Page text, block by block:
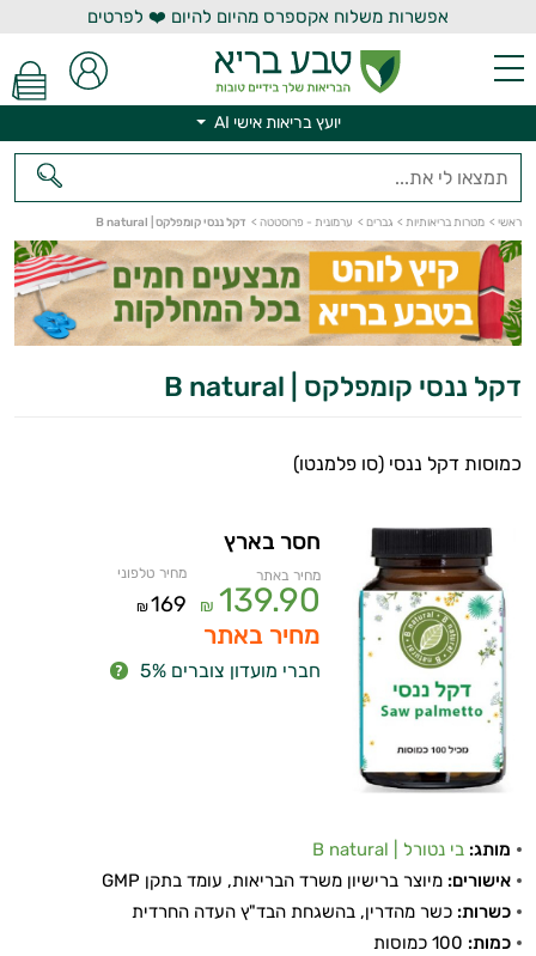
אפשרות משלוח אקספרס מהיום להיום ❤️ לפרטים
יועץ בריאות אישי AI
ראשי > מטרות בריאותיות > גברים > ערמונית - פרוסטטה > דקל ננסי קומפלקס | B natural
דקל ננסי קומפלקס | B natural
כמוסות דקל ננסי (סו פלמנטו)
חסר בארץ
מחיר באתר
139.90
₪
מחיר טלפוני
169
₪
מחיר באתר
חברי מועדון צוברים 5%
מותג: בי נטורל | B natural
אישורים: מיוצר ברישיון משרד הבריאות, עומד בתקן GMP
כשרות: כשר מהדרין, בהשגחת הבד"ץ העדה החרדית
כמות: